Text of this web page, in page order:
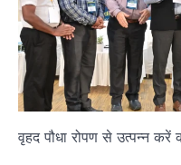
वृहद पौधा रोपण से उत्पन्न करें